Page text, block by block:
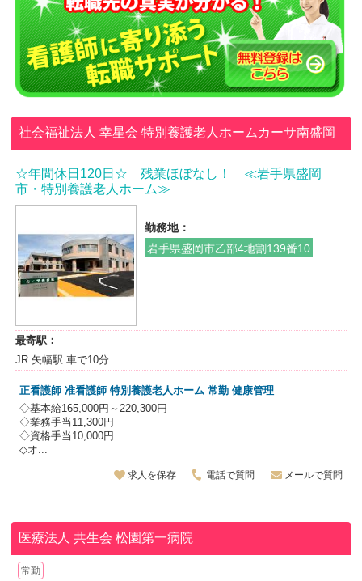
社会福祉法人 幸星会特別養護老人ホームカーサ南盛岡
☆年間休日120日☆ 残業ほぼなし！ ≪岩手県盛岡
市・特別養護老人ホーム≫
勤務地：
岩手県盛岡市乙部4地割139番10
最寄駅：
JR 矢幅駅 車で10分
正看護師 准看護師 特別養護老人ホーム常勤 健康管理
◇基本給165,000円～220,300円
◇業務手当11,300円
◇資格手当10,000円
◇オ...
求人を保存 電話で質問 メールで質問
医療法人 共生会松園第一病院
常勤